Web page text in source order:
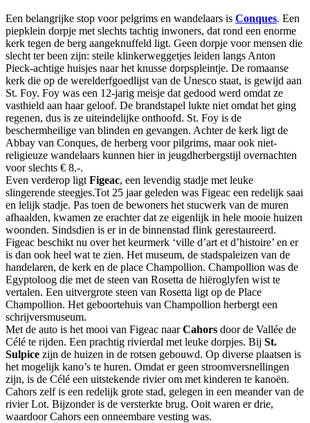
Een belangrijke stop voor pelgrims en wandelaars is Conques. Een
piepklein dorpje met slechts tachtig inwoners, dat rond een enorme
kerk tegen de berg aangeknuffeld ligt. Geen dorpje voor mensen die
slecht ter been zijn: steile klinkerweggetjes leiden langs Anton
Pieck-achtige huisjes naar het knusse dorpspleintje. De romaanse
kerk die op de werelderfgoedlijst van de Unesco staat, is gewijd aan
St. Foy. Foy was een 12-jarig meisje dat gedood werd omdat ze
vasthield aan haar geloof. De brandstapel lukte niet omdat het ging
regenen, dus is ze uiteindelijke onthoofd. St. Foy is de
beschermheilige van blinden en gevangen. Achter de kerk ligt de
Abbay van Conques, de herberg voor pilgrims, maar ook niet-
religieuze wandelaars kunnen hier in jeugdherbergstijl overnachten
voor slechts € 8,-.
Even verderop ligt Figeac, een levendig stadje met leuke
slingerende steegjes.Tot 25 jaar geleden was Figeac een redelijk saai
en lelijk stadje. Pas toen de bewoners het stucwerk van de muren
afhaalden, kwamen ze erachter dat ze eigenlijk in hele mooie huizen
woonden. Sindsdien is er in de binnenstad flink gerestaureerd.
Figeac beschikt nu over het keurmerk ‘ville d’art et d’histoire’ en er
is dan ook heel wat te zien. Het museum, de stadspaleizen van de
handelaren, de kerk en de place Champollion. Champollion was de
Egyptoloog die met de steen van Rosetta de hiëroglyfen wist te
vertalen. Een uitvergrote steen van Rosetta ligt op de Place
Champollion. Het geboortehuis van Champollion herbergt een
schrijversmuseum.
Met de auto is het mooi van Figeac naarCahors door de Vallée de
Célé te rijden. Een prachtig rivierdal met leuke dorpjes. Bij St.
Sulpice zijn de huizen in de rotsen gebouwd. Op diverse plaatsen is
het mogelijk kano’s te huren. Omdat er geen stroomversnellingen
zijn, is de Célé een uitstekende rivier om met kinderen te kanoën.
Cahors zelf is een redelijk grote stad, gelegen in een meander van de
rivier Lot. Bijzonder is de versterkte brug. Ooit waren er drie,
waardoor Cahors een onneembare vesting was.